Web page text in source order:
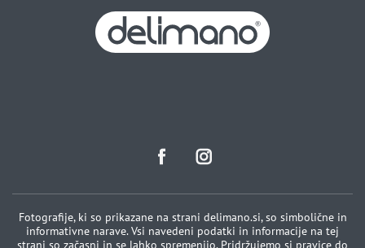
Fotografije, ki so prikazane na strani delimano.si, so simbolične in
informativne narave. Vsi navedeni podatki in informacije na tej
strani so začasni in se lahko spremenijo. Pridržujemo si pravice do